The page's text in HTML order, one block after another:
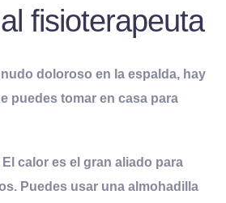
fisioterapeuta
doloroso en la espalda, hay
puedes tomar en casa para
El calor es el gran aliado para
Puedes usar una almohadilla